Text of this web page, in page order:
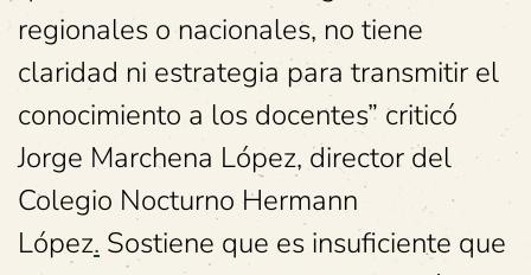
regionales o nacionales, no tiene
claridad ni estrategia para transmitir el
conocimiento a los docentes” criticó
Jorge Marchena López, director del
Colegio Nocturno Hermann
López. Sostiene que es insuficiente que